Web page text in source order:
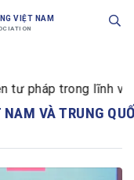
VIỆT NAM
pháp trong lĩnh vực
VÀ TRUNG